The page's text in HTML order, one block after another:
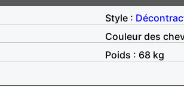
Style :
Couleur des
Poids : 68 kg